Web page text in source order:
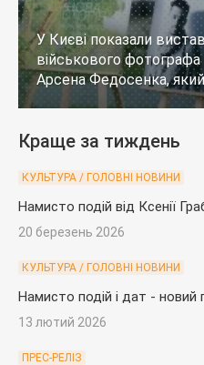
У Києві показали
військового фотографа
Арсена Федосенка, який
загинув на війні
Краще за тиждень
КУЛЬТУРА / ГОЛОВНІ НОВИНИ
Намисто подій від Ксенії
20 березень 2026
КУЛЬТУРА / ГОЛОВНІ НОВИНИ
Намисто подій і дат - новий
13 лютий 2026
ПРЕС-РЕЛІЗ